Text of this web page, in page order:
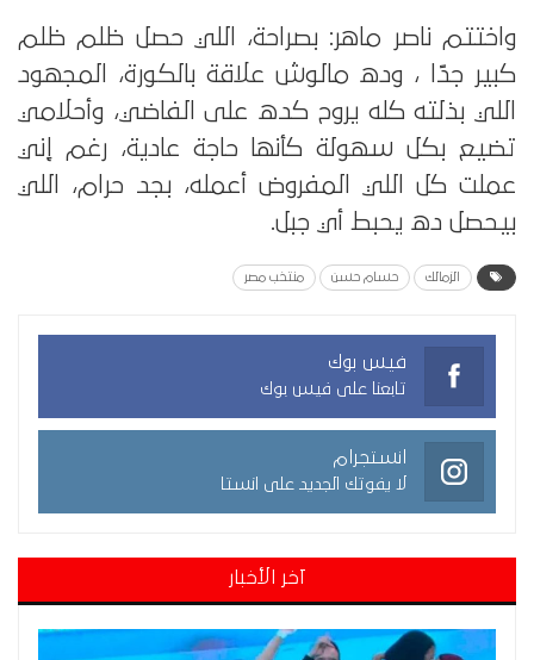
واختتم ناصر ماهر: بصراحة، اللي حصل ظلم ظلم
كبير جدًا ، وده مالوش علاقة بالكورة، المجهود
اللي بذلته كله يروح كده على الفاضي، وأحلامي
تضيع بكل سهولة كأنها حاجة عادية، رغم إني
عملت كل اللي المفروض أعمله، بجد حرام، اللي
بيحصل ده يحبط أي جبل.
الزمالك حسام حسن منتخب مصر
فيس بوك
تابعنا على فيس بوك
انستجرام
لا يفوتك الجديد على انستا
آخر الأخبار